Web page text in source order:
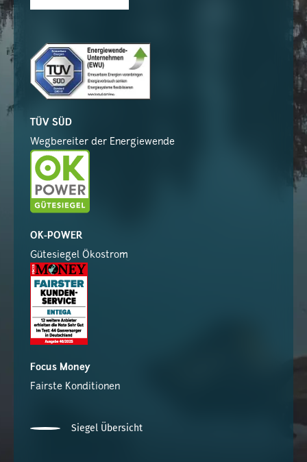
TÜV SÜD
Wegbereiter der Energiewende
OK-POWER
Gütesiegel Ökostrom
Focus Money
Fairste Konditionen
Siegel Übersicht